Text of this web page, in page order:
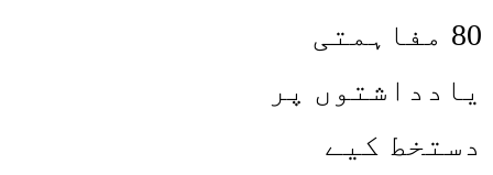
80 مفاہمتی
یادداشتوں پر
دستخط کیے